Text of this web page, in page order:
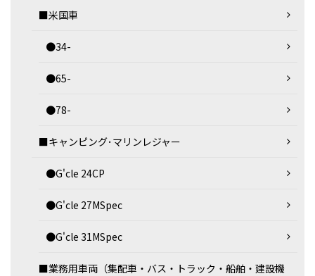
■米国車
●34-
●65-
●78-
■キャンピング･マリンレジャー
●G'cle 24CP
●G'cle 27MSpec
●G'cle 31MSpec
■業務用車両（集配車・バス・トラック・船舶・建設機